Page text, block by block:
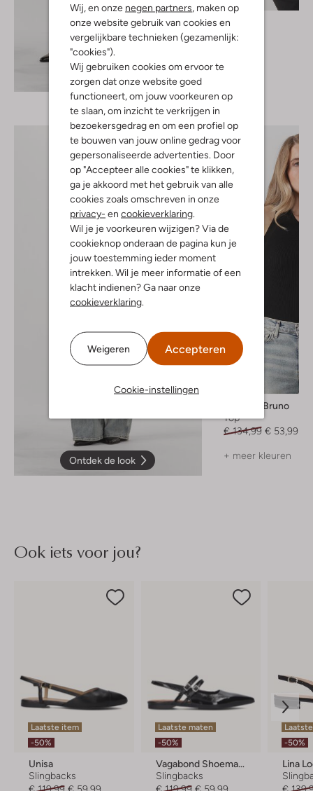
Wij, en onze negen partners, maken op
onze website gebruik van cookies en
vergelijkbare technieken (gezamenlijk:
"cookies").
Wij gebruiken cookies om ervoor te
zorgen dat onze website goed
functioneert, om jouw voorkeuren op
te slaan, om inzicht te verkrijgen in
bezoekersgedrag en om een profiel op
te bouwen van jouw online gedrag voor
gepersonaliseerde advertenties. Door
op "Accepteer alle cookies" te klikken,
ga je akkoord met het gebruik van alle
cookies zoals omschreven in onze
privacy- en cookieverklaring.
Wil je je voorkeuren wijzigen? Via de
cookieknop onderaan de pagina kun je
jouw toestemming ieder moment
intrekken. Wil je meer informatie of een
klacht indienen? Ga naar onze
cookieverklaring.
Weigeren Accepteren
Cookie-instellingen
Ontdek de look
Wolford
Top
Ontdek de look
Vanessa Bruno
Top
€ 134,99 € 53,99
+ meer kleuren
Ook iets voor jou?
Laatste item
-50%
Unisa
Slingbacks
Laatste maten
-50%
Vagabond Shoemakers
Slingbacks
-50%
Lina